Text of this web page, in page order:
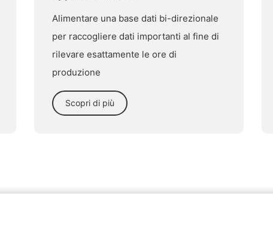
Alimentare una base dati bi-direzionale
per raccogliere dati importanti al fine di
rilevare esattamente le ore di
produzione
Scopri di più